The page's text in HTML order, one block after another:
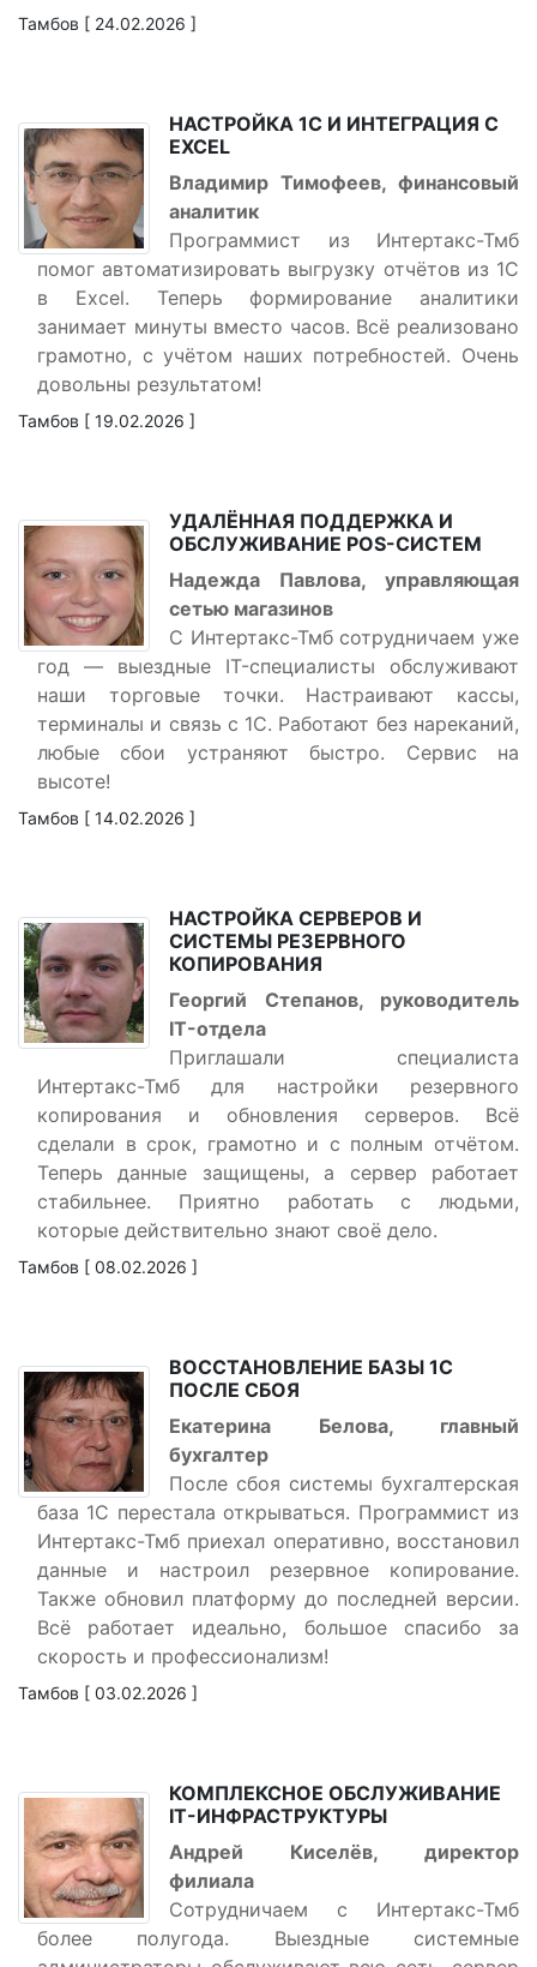
Тамбов [ 24.02.2026 ]
НАСТРОЙКА 1С И ИНТЕГРАЦИЯ С
EXCEL
Владимир Тимофеев, финансовый
аналитик
Программист из Интертакс-Тмб
помог автоматизировать выгрузку отчётов из 1С
в Excel. Теперь формирование аналитики
занимает минуты вместо часов. Всё реализовано
грамотно, с учётом наших потребностей. Очень
довольны результатом!
Тамбов [ 19.02.2026 ]
УДАЛЁННАЯ ПОДДЕРЖКА И
ОБСЛУЖИВАНИЕ POS-СИСТЕМ
Надежда Павлова, управляющая
сетью магазинов
С Интертакс-Тмб сотрудничаем уже
год — выездные IT-специалисты обслуживают
наши торговые точки. Настраивают кассы,
терминалы и связь с 1С. Работают без нареканий,
любые сбои устраняют быстро. Сервис на
высоте!
Тамбов [ 14.02.2026 ]
НАСТРОЙКА СЕРВЕРОВ И
СИСТЕМЫ РЕЗЕРВНОГО
КОПИРОВАНИЯ
Георгий Степанов, руководитель
IT-отдела
Приглашали специалиста
Интертакс-Тмб для настройки резервного
копирования и обновления серверов. Всё
сделали в срок, грамотно и с полным отчётом.
Теперь данные защищены, а сервер работает
стабильнее. Приятно работать с людьми,
которые действительно знают своё дело.
Тамбов [ 08.02.2026 ]
ВОССТАНОВЛЕНИЕ БАЗЫ 1С
ПОСЛЕ СБОЯ
Екатерина Белова, главный
бухгалтер
После сбоя системы бухгалтерская
база 1С перестала открываться. Программист из
Интертакс-Тмб приехал оперативно, восстановил
данные и настроил резервное копирование.
Также обновил платформу до последней версии.
Всё работает идеально, большое спасибо за
скорость и профессионализм!
Тамбов [ 03.02.2026 ]
КОМПЛЕКСНОЕ ОБСЛУЖИВАНИЕ
IT-ИНФРАСТРУКТУРЫ
Андрей Киселёв, директор
филиала
Сотрудничаем с Интертакс-Тмб
более полугода. Выездные системные